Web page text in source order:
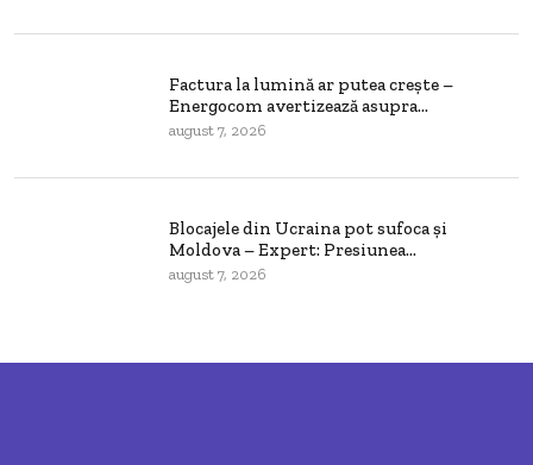
Factura la lumină ar putea crește –
Energocom avertizează asupra...
august 7, 2026
Blocajele din Ucraina pot sufoca și
Moldova – Expert: Presiunea...
august 7, 2026